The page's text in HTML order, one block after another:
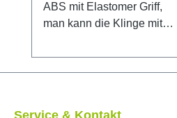
ABS mit Elastomer Griff,
man kann die Klinge mit
ausfahren. Mit
Sicherheitsverriegelung für